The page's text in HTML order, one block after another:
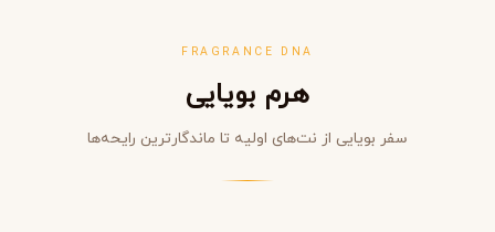
FRAGRANCE DNA
هرم بویایی
سفر بویایی از نت‌های اولیه تا ماندگارترین رایحه‌ها